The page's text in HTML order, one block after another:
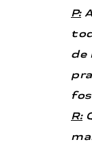
P:
de
R: